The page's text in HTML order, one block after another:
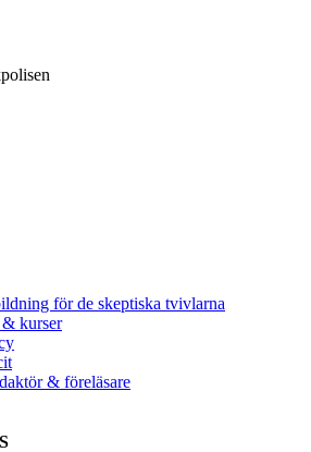
för de skeptiska tvivlarna
kurser
& föreläsare
S